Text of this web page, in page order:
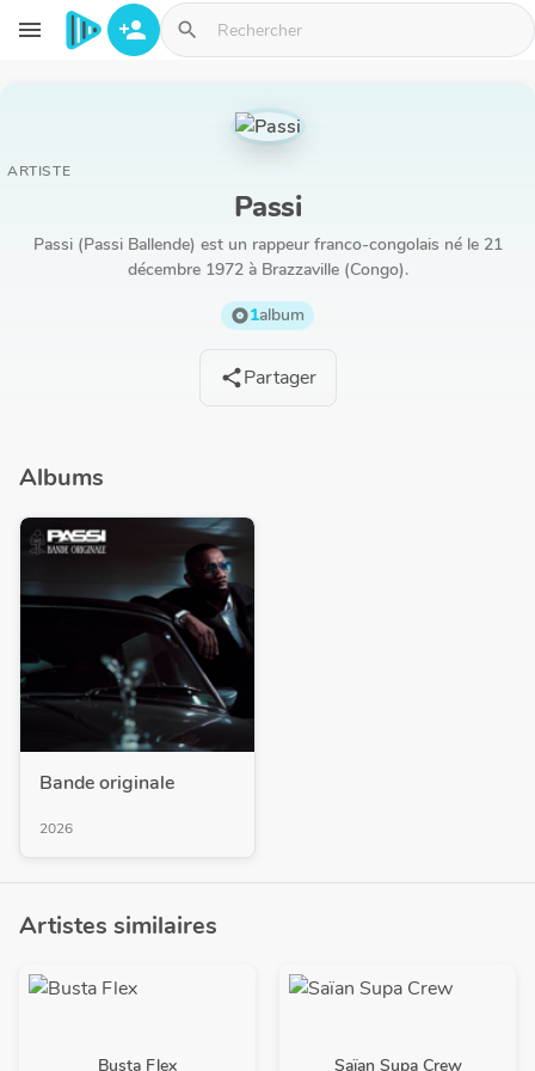
Aller au contenu principal
menu person_add search
ARTISTE
Passi
Passi (Passi Ballende) est un rappeur franco-congolais né le 21
décembre 1972 à Brazzaville (Congo).
album1album
sharePartager
Albums
Bande originale
2026
Artistes similaires
Busta Flex Saïan Supa Crew